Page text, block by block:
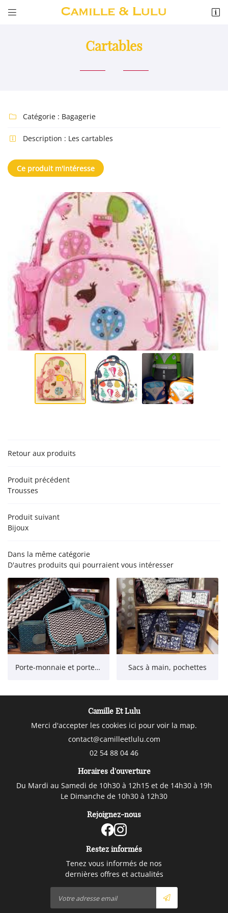

PRODUITS
- ACCESSOIRES
- DÉCO
ACTUALITÉS
CONTACT

Restez
Inscription
Rafraîchir le captcha
En cochant cette case, vous consentez à recevoir nos propositions commerciales à
l'adresse email indiqué ci-dessus. Vous pouvez vous désinscrire à tout moment en
utilisantle formulaire de désinscription
Inscription
Cartables
 Catégorie : Bagagerie
 Description : Les cartables
Ce produit m'intéresse
Retour aux produits
Produit précédent
Trousses
Produit suivant
Bijoux
Dans la même catégorie
D'autres produits qui pourraient vous intéresser
Porte-monnaie et portefeuilles Sacs à main, pochettes
Camille Et Lulu
Merci d'accepter les cookies ici pour voir la map.
02 54 88 04 46
Horaires d'ouverture
Du Mardi au Samedi de 10h30 à 12h15 et de 14h30 à 19h
Le Dimanche de 10h30 à 12h30
Rejoignez-nous
Restez informés
Tenez vous informés de nos
dernières offres et actualités